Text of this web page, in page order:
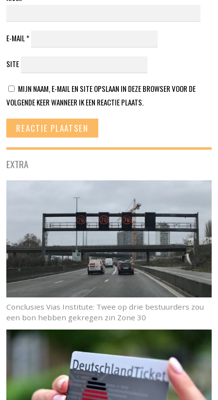
E-MAIL*
SITE
MIJN NAAM, E-MAIL EN SITE OPSLAAN IN DEZE BROWSER VOOR DE
VOLGENDE KEER WANNEER IK EEN REACTIE PLAATS.
EXTRA
Conclusies Vias Institute: Twee op drie bestuurders zou
een bon hebben gekregen zin Zone 30